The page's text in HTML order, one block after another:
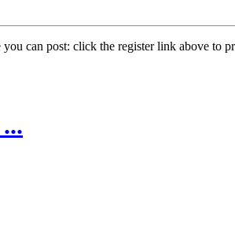
you can post: click the register link above to